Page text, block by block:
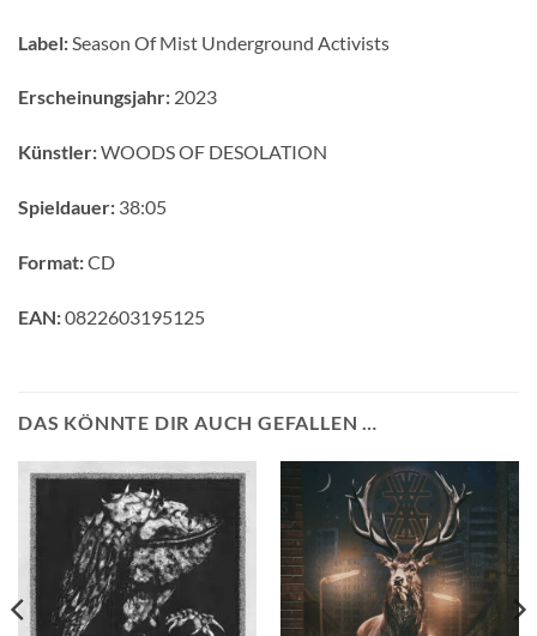
Label: Season Of Mist Underground Activists
Erscheinungsjahr: 2023
Künstler:WOODS OF DESOLATION
Spieldauer: 38:05
Format:CD
EAN:0822603195125
DAS KÖNNTE DIR AUCH GEFALLEN …